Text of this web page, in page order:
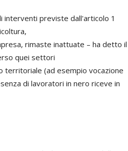
interventi previste dall'articolo 1
rimaste inattuate – ha detto il
quei settori
territoriale (ad esempio vocazione
di lavoratori in nero riceve in